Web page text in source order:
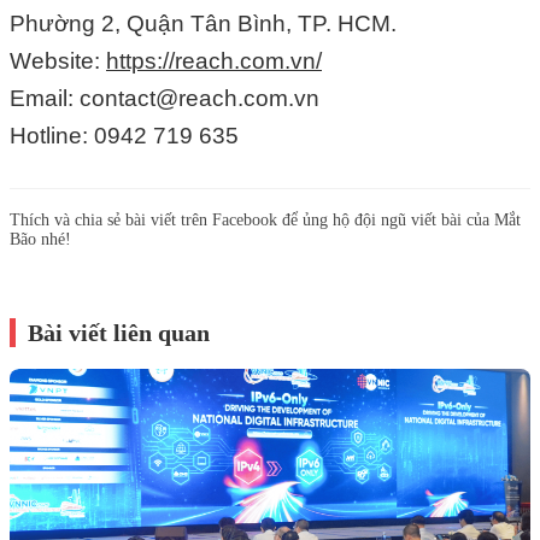
Phường 2, Quận Tân Bình, TP. HCM.
Website: https://reach.com.vn/
Email: contact@reach.com.vn
Hotline: 0942 719 635
Thích và chia sẻ bài viết trên Facebook để ủng hộ đội ngũ viết bài của Mắt
Bão nhé!
Bài viết liên quan